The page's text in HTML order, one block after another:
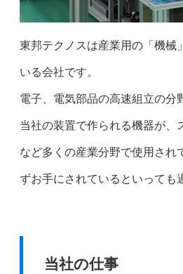
東邦テクノスは産業用の「機械
いる会社です。
電子、電気部品の高速組立の分
当社の装置で作られる機器が、
など多くの産業分野で使用され
ずお手にされているといっても
当社の仕事